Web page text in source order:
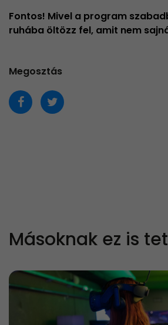
Fontos! Mivel a program
ruhába öltözz fel, amit nem
Megosztás
Másoknak ez is